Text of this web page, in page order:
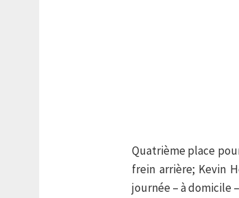
Quatrième place
frein arrière; Kevin
journée – à domicile